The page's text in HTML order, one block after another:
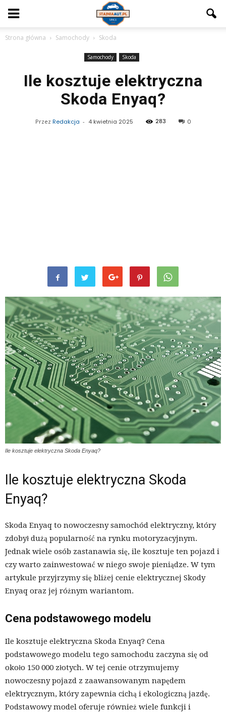
Strona główna Samochody Skoda
Samochody Skoda
Ile kosztuje elektryczna
Skoda Enyaq?
Przez Redakcja - 4 kwietnia 2025 283 0
Ile kosztuje elektryczna Skoda Enyaq?
Ile kosztuje elektryczna Skoda
Enyaq?
Skoda Enyaq to nowoczesny samochód elektryczny, który
zdobył dużą popularność na rynku motoryzacyjnym.
Jednak wiele osób zastanawia się, ile kosztuje ten pojazd i
czy warto zainwestować w niego swoje pieniądze. W tym
artykule przyjrzymy się bliżej cenie elektrycznej Skody
Enyaq oraz jej różnym wariantom.
Cena podstawowego modelu
Ile kosztuje elektryczna Skoda Enyaq? Cena
podstawowego modelu tego samochodu zaczyna się od
około 150 000 złotych. W tej cenie otrzymujemy
nowoczesny pojazd z zaawansowanym napędem
elektrycznym, który zapewnia cichą i ekologiczną jazdę.
Podstawowy model oferuje również wiele funkcji i